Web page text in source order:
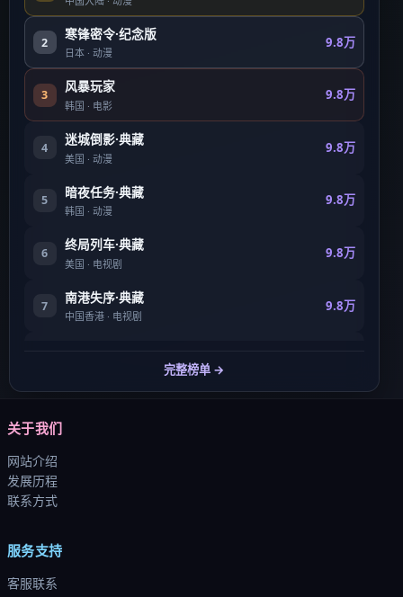
2
寒锋密令·纪念版
日本 ·动漫
9.8万
3
风暴玩家
韩国 · 电影
9.8万
4
迷城倒影·典藏
美国 ·动漫
9.8万
5
暗夜任务·典藏
韩国 ·动漫
9.8万
6
终局列车·典藏
美国 · 电视剧
9.8万
7
南港失序·典藏
中国香港 · 电视剧
9.8万
完整榜单 →
关于我们
网站介绍
发展历程
联系方式
服务支持
客服联系